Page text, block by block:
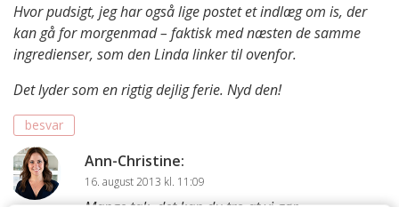
Hvor pudsigt, jeg har også lige postet et indlæg om is, der
kan gå for morgenmad – faktisk med næsten de samme
ingredienser, som den Linda linker til ovenfor.
Det lyder som en rigtig dejlig ferie. Nyd den!
besvar
Ann-Christine:
16. august 2013 kl. 11:09